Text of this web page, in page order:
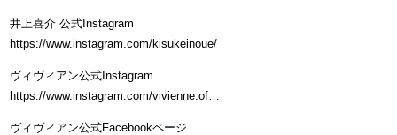
井上喜介 公式Instagram
https://www.instagram.com/kisukeinoue/
ヴィヴィアン公式Instagram
https://www.instagram.com/vivienne.of…
ヴィヴィアン公式Facebookページ